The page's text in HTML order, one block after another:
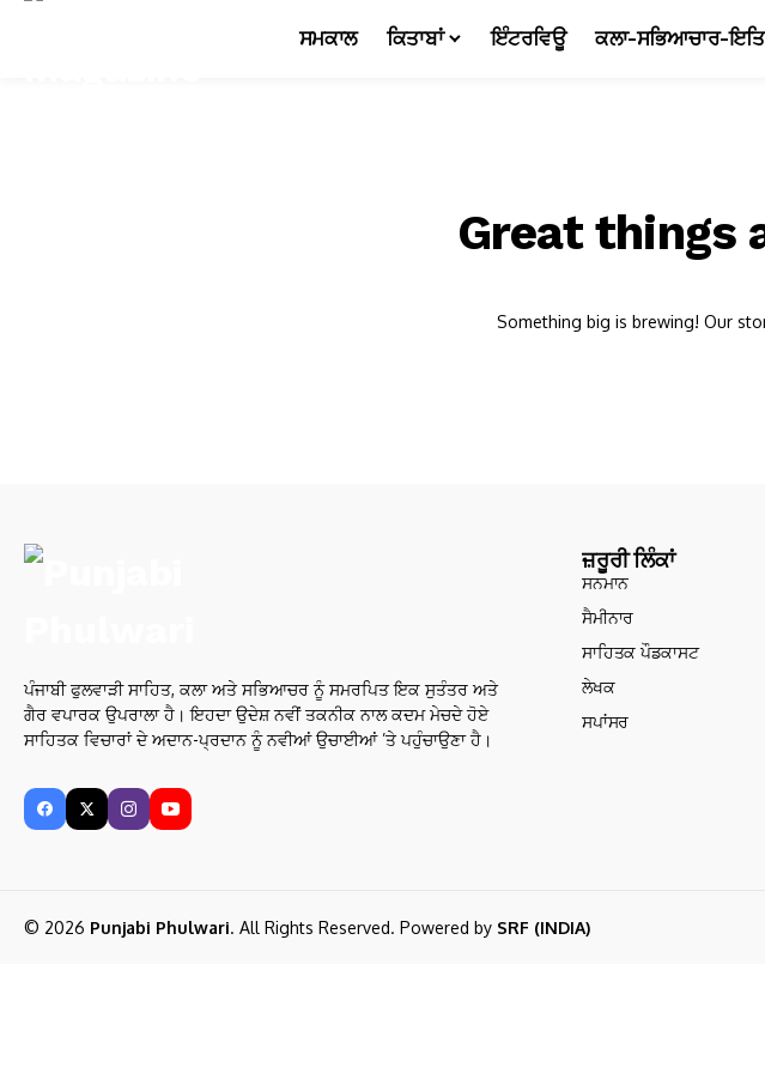
ਸਮਕਾਲ ਕਿਤਾਬਾਂ ਇੰਟਰਵਿਊ ਕਲਾ-ਸਭਿਆਚਾਰ-
Great things
Something big is brewing! Our
ਪੰਜਾਬੀ ਫੁਲਵਾੜੀ ਸਾਹਿਤ, ਕਲਾ ਅਤੇ ਸਭਿਆਚਰ ਨੂੰ ਸਮਰਪਿਤ ਇਕ ਸੁਤੰਤਰ ਅਤੇ
ਗੈਰ ਵਪਾਰਕ ਉਪਰਾਲਾ ਹੈ। ਇਹਦਾ ਉਦੇਸ਼ ਨਵੀਂ ਤਕਨੀਕ ਨਾਲ ਕਦਮ ਮੇਚਦੇ ਹੋਏ
ਸਾਹਿਤਕ ਵਿਚਾਰਾਂ ਦੇ ਅਦਾਨ-ਪ੍ਰਦਾਨ ਨੂੰ ਨਵੀਆਂ ਉਚਾਈਆਂ ’ਤੇ ਪਹੁੰਚਾਉਣਾ ਹੈ।
ਜ਼ਰੂਰੀ ਲਿੰਕਾਂ
ਸਨਮਾਨ
ਸੈਮੀਨਾਰ
ਸਾਹਿਤਕ ਪੌਡਕਾਸਟ
ਲੇਖਕ
ਸਪਾਂਸਰ
© 2026 Punjabi Phulwari. All Rights Reserved. Powered by SRF (INDIA)